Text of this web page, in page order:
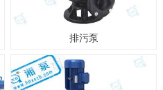
排污泵